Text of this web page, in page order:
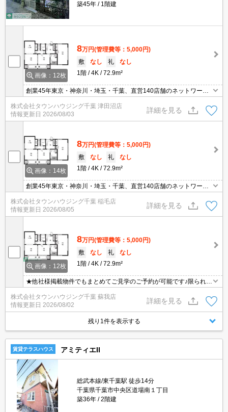
築45年
1階建
画像：12枚
8万円(管理費等：5,000円)
敷
なし 礼
なし
1階
4K 72.9m²
創業45年東京・神奈川・埼玉・千葉、直営140店舗のネットワーク
でお部屋探しをサポートするタウンハウジング。お部屋探しは【タ
ウンハウジング】にお任せ下さい！
株式会社タウンハウジング千葉 津田沼店
情報更新日 2026/08/03
詳細を見る
画像：14枚
8万円(管理費等：5,000円)
敷
なし 礼
なし
1階
4K 72.9m²
創業45年東京・神奈川・埼玉・千葉、直営140店舗のネットワーク
でお部屋探しをサポートするタウンハウジング。お部屋探しは【タ
ウンハウジング】にお任せ下さい！
株式会社タウンハウジング千葉 稲毛店
情報更新日 2026/08/05
詳細を見る
画像：12枚
8万円(管理費等：5,000円)
敷
なし 礼
なし
1階
4K 72.9m²
★他社様掲載物件でもまとめてご見学のご予約が可能です♪限られた
お時間の中で効率よくお部屋探しができるようにお手伝いさせてい
ただきます！お気軽にお問合せ下さい♪
株式会社タウンハウジング千葉 蘇我店
情報更新日 2026/08/02
詳細を見る
残り1件を表示する
賃貸テラスハウス アミティエII
総武本線/東千葉駅 徒歩14分
千葉県千葉市中央区道場南１丁目
築36年
2階建